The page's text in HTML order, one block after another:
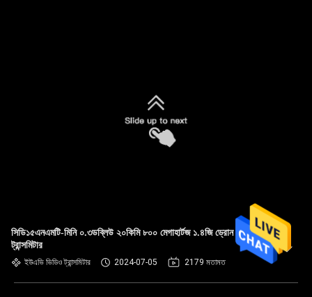
সিডি১৫এনএমটি-মিনি ০.৩ডব্লিউ ২০কিমি ৮০০ মেগাহার্টজ ১.৪জি ড্রোন ওয়্যারলেস
ট্রান্সমিটার
ইউএভি ভিডিও ট্রান্সমিটার 2024-07-05 2179 মতামত